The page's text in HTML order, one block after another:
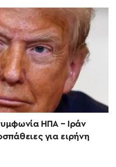
ΗΠΑ – Ιράν
για ειρήνη